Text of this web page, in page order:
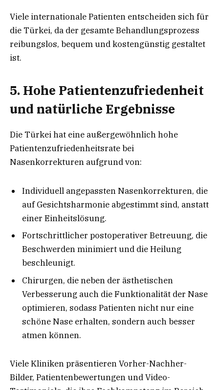
Viele internationale Patienten entscheiden sich für
die Türkei, da der gesamte Behandlungsprozess
reibungslos, bequem und kostengünstig gestaltet
ist.
5. Hohe Patientenzufriedenheit
und natürliche Ergebnisse
Die Türkei hat eine außergewöhnlich hohe
Patientenzufriedenheitsrate bei
Nasenkorrekturen aufgrund von:
Individuell angepassten Nasenkorrekturen, die
auf Gesichtsharmonie abgestimmt sind, anstatt
einer Einheitslösung.
Fortschrittlicher postoperativer Betreuung, die
Beschwerden minimiert und die Heilung
beschleunigt.
Chirurgen, die neben der ästhetischen
Verbesserung auch die Funktionalität der Nase
optimieren, sodass Patienten nicht nur eine
schöne Nase erhalten, sondern auch besser
atmen können.
Viele Kliniken präsentieren Vorher-Nachher-
Bilder, Patientenbewertungen und Video-